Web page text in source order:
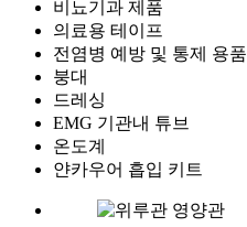
비뇨기과 제품
의료용 테이프
전염병 예방 및 통제 용품
붕대
드레싱
EMG 기관내 튜브
온도계
얀카우어 흡입 키트